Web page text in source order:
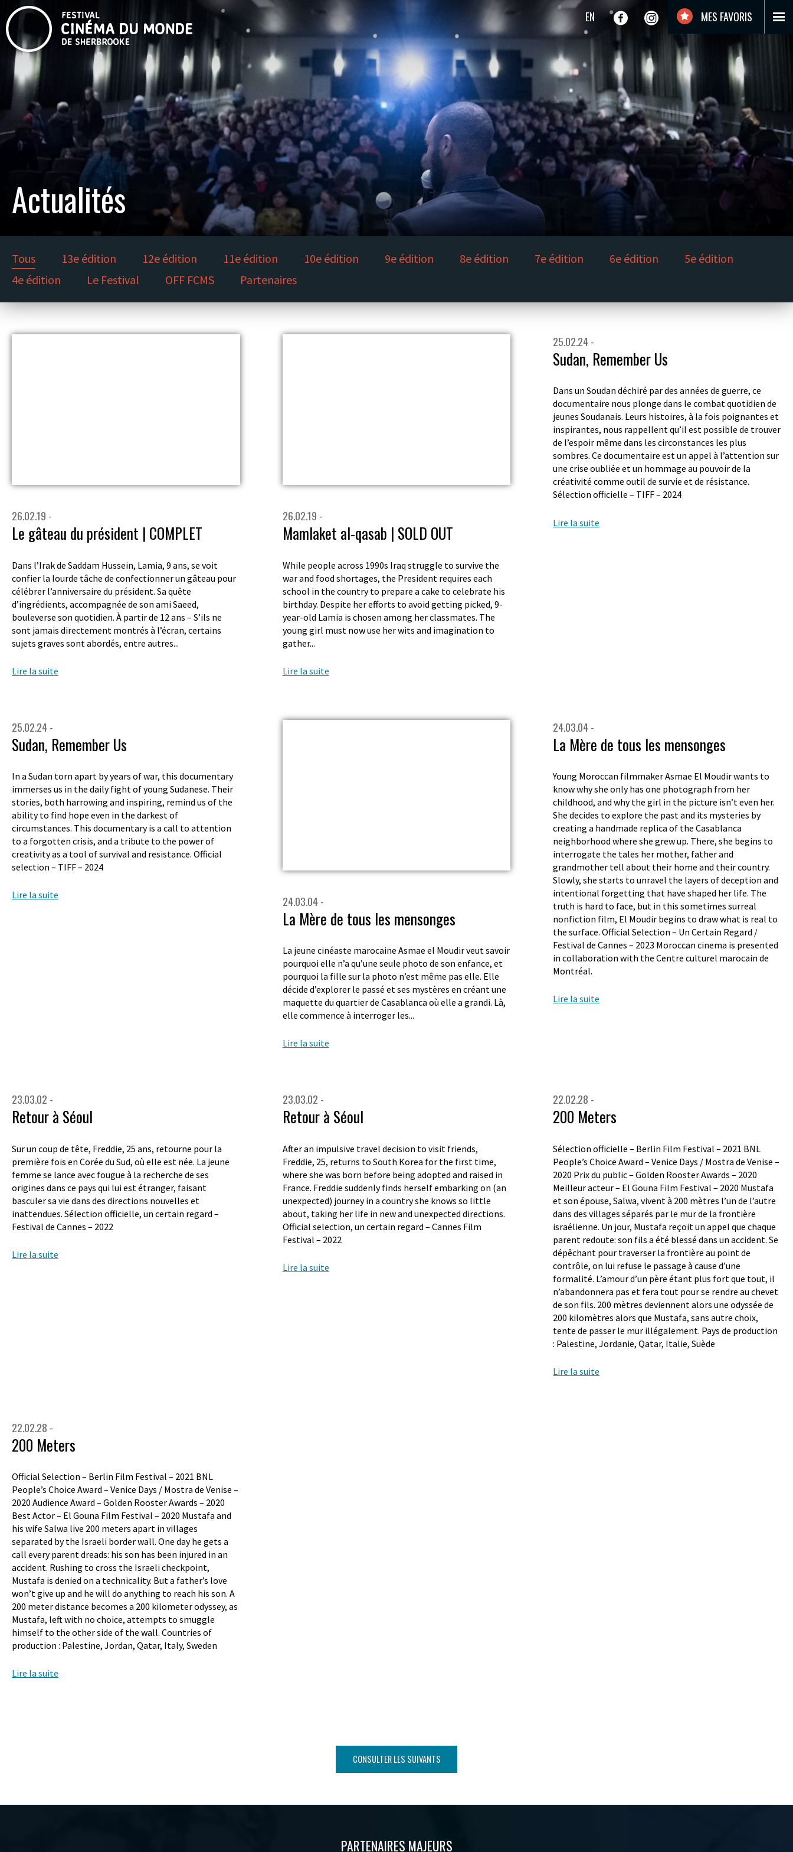
EN MES FAVORIS
Actualités
Tous 13e édition 12e édition 11e édition 10e édition 9e édition 8e édition 7e édition 6e édition
5e édition
4e édition
Le Festival OFF FCMS Partenaires
26.02.19 -
Le gâteau du président | COMPLET
Dans l’Irak de Saddam Hussein, Lamia, 9 ans, se voit
confier la lourde tâche de confectionner un gâteau pour
célébrer l’anniversaire du président. Sa quête
d’ingrédients, accompagnée de son ami Saeed,
bouleverse son quotidien. À partir de 12 ans – S’ils ne
sont jamais directement montrés à l’écran, certains
sujets graves sont abordés, entre autres...
Lire la suite
26.02.19 -
Mamlaket al-qasab | SOLD OUT
While people across 1990s Iraq struggle to survive the
war and food shortages, the President requires each
school in the country to prepare a cake to celebrate his
birthday. Despite her efforts to avoid getting picked, 9-
year-old Lamia is chosen among her classmates. The
young girl must now use her wits and imagination to
gather...
Lire la suite
25.02.24 -
Sudan, Remember Us
Dans un Soudan déchiré par des années de guerre, ce
documentaire nous plonge dans le combat quotidien de
jeunes Soudanais. Leurs histoires, à la fois poignantes et
inspirantes, nous rappellent qu’il est possible de trouver
de l’espoir même dans les circonstances les plus
sombres. Ce documentaire est un appel à l’attention sur
une crise oubliée et un hommage au pouvoir de la
créativité comme outil de survie et de résistance.
Sélection officielle – TIFF – 2024
Lire la suite
25.02.24 -
Sudan, Remember Us
In a Sudan torn apart by years of war, this documentary
immerses us in the daily fight of young Sudanese. Their
stories, both harrowing and inspiring, remind us of the
ability to find hope even in the darkest of
circumstances. This documentary is a call to attention
to a forgotten crisis, and a tribute to the power of
creativity as a tool of survival and resistance. Official
selection – TIFF – 2024
Lire la suite 24.03.04 -
La Mère de tous les mensonges
La jeune cinéaste marocaine Asmae el Moudir veut savoir
pourquoi elle n’a qu’une seule photo de son enfance, et
pourquoi la fille sur la photo n’est même pas elle. Elle
décide d’explorer le passé et ses mystères en créant une
maquette du quartier de Casablanca où elle a grandi. Là,
elle commence à interroger les...
Lire la suite
24.03.04 -
La Mère de tous les mensonges
Young Moroccan filmmaker Asmae El Moudir wants to
know why she only has one photograph from her
childhood, and why the girl in the picture isn’t even her.
She decides to explore the past and its mysteries by
creating a handmade replica of the Casablanca
neighborhood where she grew up. There, she begins to
interrogate the tales her mother, father and
grandmother tell about their home and their country.
Slowly, she starts to unravel the layers of deception and
intentional forgetting that have shaped her life. The
truth is hard to face, but in this sometimes surreal
nonfiction film, El Moudir begins to draw what is real to
the surface. Official Selection – Un Certain Regard /
Festival de Cannes – 2023 Moroccan cinema is presented
in collaboration with the Centre culturel marocain de
Montréal.
Lire la suite
23.03.02 -
Retour à Séoul
Sur un coup de tête, Freddie, 25 ans, retourne pour la
première fois en Corée du Sud, où elle est née. La jeune
femme se lance avec fougue à la recherche de ses
origines dans ce pays qui lui est étranger, faisant
basculer sa vie dans des directions nouvelles et
inattendues. Sélection officielle, un certain regard –
Festival de Cannes – 2022
Lire la suite
23.03.02 -
Retour à Séoul
After an impulsive travel decision to visit friends,
Freddie, 25, returns to South Korea for the first time,
where she was born before being adopted and raised in
France. Freddie suddenly finds herself embarking on (an
unexpected) journey in a country she knows so little
about, taking her life in new and unexpected directions.
Official selection, un certain regard – Cannes Film
Festival – 2022
Lire la suite
22.02.28 -
200 Meters
Sélection officielle – Berlin Film Festival – 2021 BNL
People’s Choice Award – Venice Days / Mostra de Venise –
2020 Prix du public – Golden Rooster Awards – 2020
Meilleur acteur – El Gouna Film Festival – 2020 Mustafa
et son épouse, Salwa, vivent à 200 mètres l’un de l’autre
dans des villages séparés par le mur de la frontière
israélienne. Un jour, Mustafa reçoit un appel que chaque
parent redoute: son fils a été blessé dans un accident. Se
dépêchant pour traverser la frontière au point de
contrôle, on lui refuse le passage à cause d’une
formalité. L’amour d’un père étant plus fort que tout, il
n’abandonnera pas et fera tout pour se rendre au chevet
de son fils. 200 mètres deviennent alors une odyssée de
200 kilomètres alors que Mustafa, sans autre choix,
tente de passer le mur illégalement. Pays de production
: Palestine, Jordanie, Qatar, Italie, Suède
Lire la suite
22.02.28 -
200 Meters
Official Selection – Berlin Film Festival – 2021 BNL
People’s Choice Award – Venice Days / Mostra de Venise –
2020 Audience Award – Golden Rooster Awards – 2020
Best Actor – El Gouna Film Festival – 2020 Mustafa and
his wife Salwa live 200 meters apart in villages
separated by the Israeli border wall. One day he gets a
call every parent dreads: his son has been injured in an
accident. Rushing to cross the Israeli checkpoint,
Mustafa is denied on a technicality. But a father’s love
won’t give up and he will do anything to reach his son. A
200 meter distance becomes a 200 kilometer odyssey, as
Mustafa, left with no choice, attempts to smuggle
himself to the other side of the wall. Countries of
production : Palestine, Jordan, Qatar, Italy, Sweden
Lire la suite
CONSULTER LES SUIVANTS
PARTENAIRES MAJEURS